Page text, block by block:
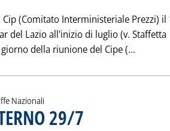
(Comitato Interministeriale Prezzi) il
del Lazio all'inizio di luglio (v. Staffetta
della riunione del Cipe (...
Nazionali
29/7